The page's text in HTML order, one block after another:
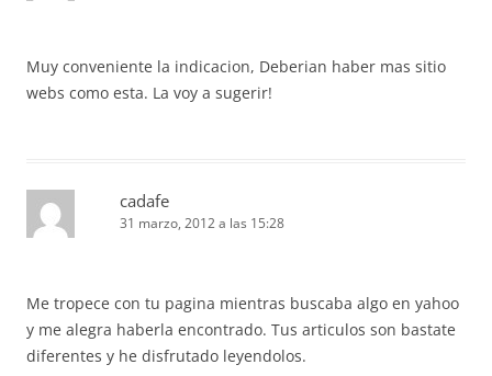
Muy conveniente la indicacion, Deberian haber mas sitio
webs como esta. La voy a sugerir!
cadafe
31 marzo, 2012 a las 15:28
Me tropece con tu pagina mientras buscaba algo en yahoo
y me alegra haberla encontrado. Tus articulos son bastate
diferentes y he disfrutado leyendolos.